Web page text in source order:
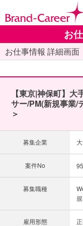
お
お仕事情報 詳細画面
【東京|神保町】
サー/PM(新規事業/
＞
募集企業
案件No
募集職種
雇用形態